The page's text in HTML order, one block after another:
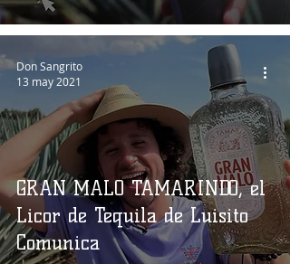
GRAN MALO TAMARINDO, el
Licor de Tequila de Luisito
Comunica
Don Sangrito
13 may 2021